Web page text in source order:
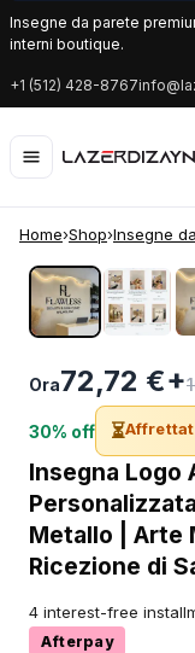
Insegne da parete
interni boutique.
+1 (512) 428-8767
Home›Shop›Insegne
‹
Ora72,72 €+
30% off ⏳
Insegna Logo
Metallo | Arte
Ricezione di
4 interest-free
Afterpay